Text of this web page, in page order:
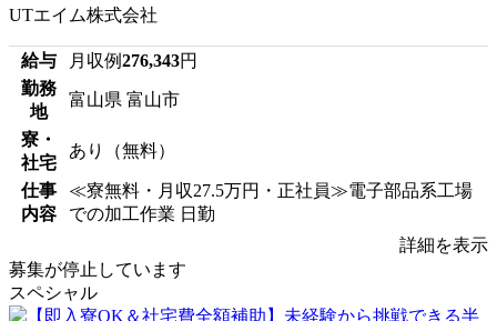
UTエイム株式会社
給与 月収例276,343円
勤務
地
富山県 富山市
寮・
社宅
あり（無料）
仕事
内容
≪寮無料・月収27.5万円・正社員≫電子部品系工場
での加工作業 日勤
詳細を表示
募集が停止しています
スペシャル